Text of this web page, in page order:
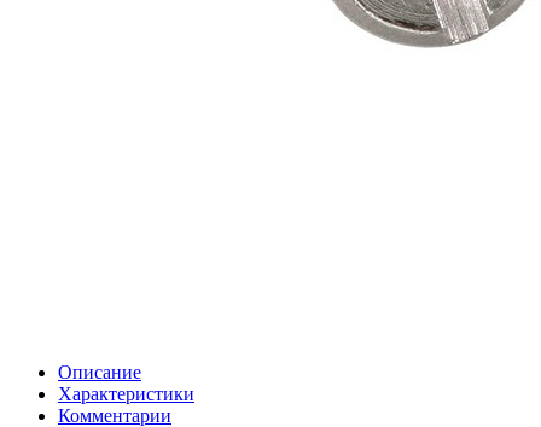
Описание
Характеристики
Комментарии